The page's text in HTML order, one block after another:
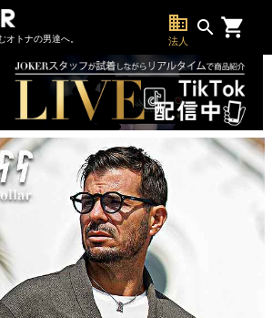
オトナの男達へ。
business
法人
search